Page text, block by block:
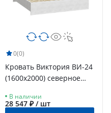
0(0)
Кровать Виктория ВИ-24
(1600x2000) северное
В наличии
28 547 ₽ / шт